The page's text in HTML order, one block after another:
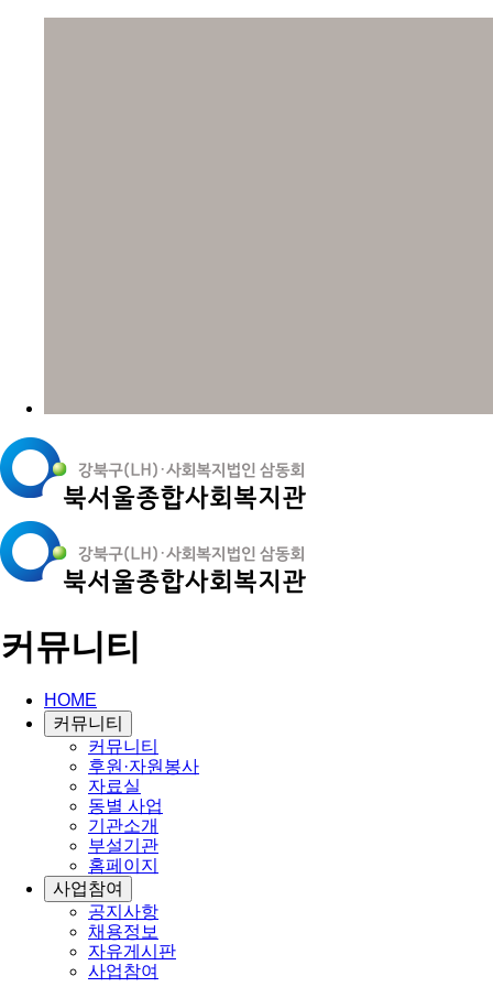
커뮤니티
HOME
커뮤니티
커뮤니티
후원·자원봉사
자료실
동별 사업
기관소개
부설기관
홈페이지
사업참여
공지사항
채용정보
자유게시판
사업참여